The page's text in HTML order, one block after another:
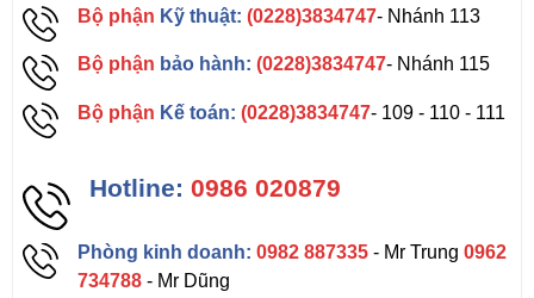
Bộ phận Kỹ thuật: (0228)3834747- Nhánh 113
Bộ phận bảo hành: (0228)3834747- Nhánh 115
Bộ phận Kế toán: (0228)3834747- 109 - 110 - 111
Hotline: 0986 020879
Phòng kinh doanh: 0982 887335 - Mr Trung0962
734788 - Mr Dũng